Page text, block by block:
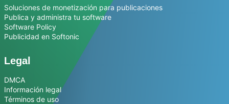
Soluciones de monetización para publicaciones
Publica y administra tu software
Software Policy
Publicidad en Softonic
Legal
DMCA
Información legal
Términos de uso